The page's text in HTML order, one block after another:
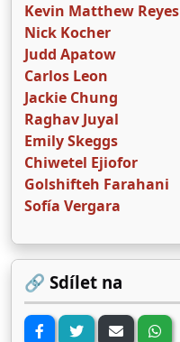
Kevin Matthew Reyes
Nick Kocher
Judd Apatow
Carlos Leon
Jackie Chung
Raghav Juyal
Emily Skeggs
Chiwetel Ejiofor
Golshifteh Farahani
Sofía Vergara
🔗 Sdílet na